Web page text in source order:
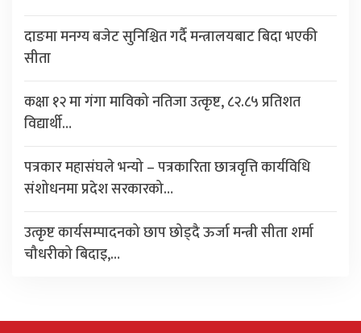
दाङमा मनग्य बजेट सुनिश्चित गर्दै मन्त्रालयबाट बिदा भएकी
सीता
कक्षा १२ मा गंगा माविको नतिजा उत्कृष्ट, ८२.८५ प्रतिशत
विद्यार्थी…
पत्रकार महासंघले भन्यो – पत्रकारिता छात्रवृत्ति कार्यविधि
संशोधनमा प्रदेश सरकारको…
उत्कृष्ट कार्यसम्पादनको छाप छोड्दै ऊर्जा मन्त्री सीता शर्मा
चौधरीको बिदाइ,…